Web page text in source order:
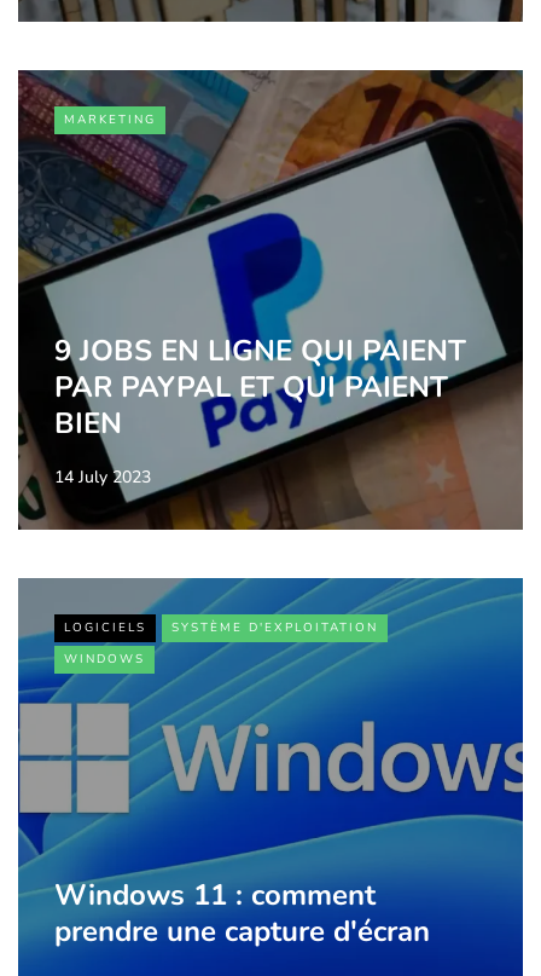
MARKETING
9 JOBS EN LIGNE QUI PAIENT
PAR PAYPAL ET QUI PAIENT
BIEN
14 July 2023
LOGICIELS
SYSTÈME D'EXPLOITATION
WINDOWS
Windows 11 : comment
prendre une capture d'écran